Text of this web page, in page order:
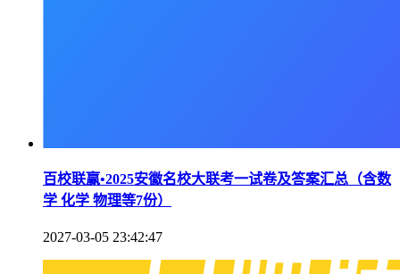
百校联赢•2025安徽名校大联考一试卷及答案汇总（含数
学 化学 物理等7份）
2027-03-05 23:42:47